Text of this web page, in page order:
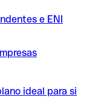
e ENI
ideal para si